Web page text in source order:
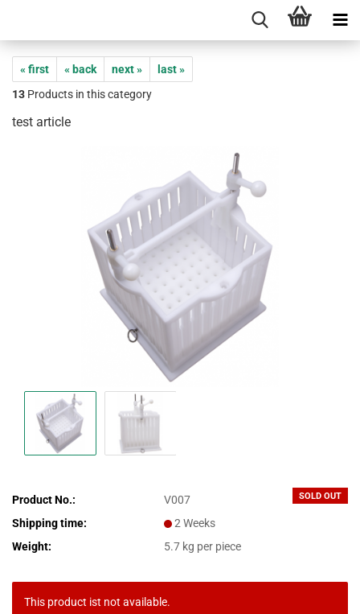
« first « back next »
last »
13 Products in this category
test article
SOLD OUT
Product No.:
V007
Shipping time:
2 Weeks
Weight:
5.7 kg per piece
This product ist not available.